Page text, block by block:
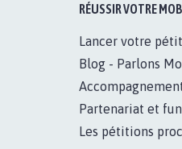
RÉUSSIR VOTRE
Lancer votre
Blog - Parlons
Partenariat et
Les pétitions